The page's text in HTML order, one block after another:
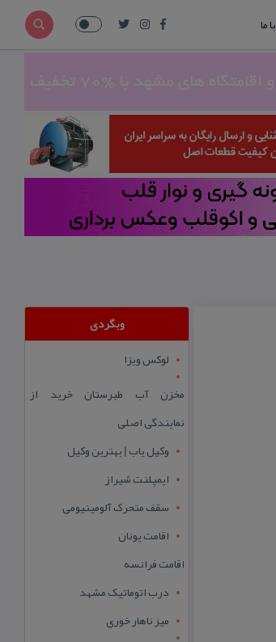
ما
وبگردی
لوکس ویزا
مخزن آب طبرستان خرید از
نمایندگی اصلی
وکیل یاب | بهترین وکیل
ایمپلنت شیراز
سقف متحرک آلومینیومی
اقامت یونان
اقامت فرانسه
درب اتوماتیک مشهد
میز ناهار خوری